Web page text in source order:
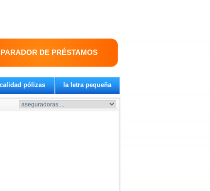
DE PRÉSTAMOS
calidad pólizas la letra pequeña